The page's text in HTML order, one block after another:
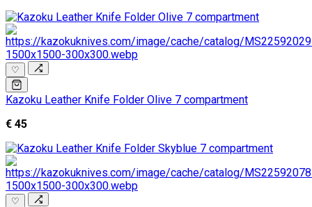
♡
Kazoku Leather Knife Folder Olive 7 compartment
€ 45
♡